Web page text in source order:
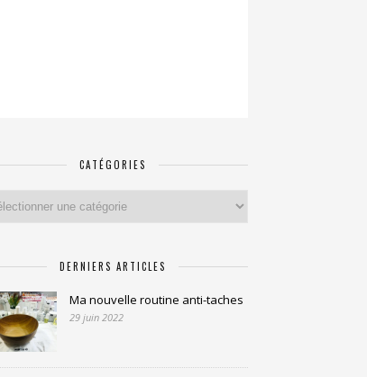
CATÉGORIES
DERNIERS ARTICLES
Ma nouvelle routine anti-taches
29 juin 2022